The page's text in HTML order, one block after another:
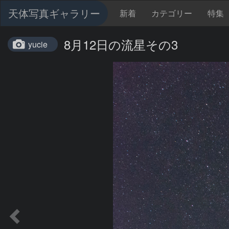
天体写真ギャラリー 新着 カテゴリー 特集
yucie 8月12日の流星その3